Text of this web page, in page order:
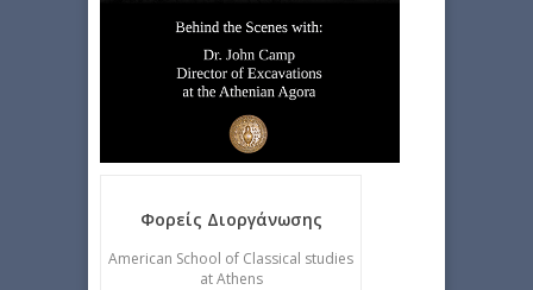
Φορείς Διοργάνωσης
American School of Classical studies
at Athens